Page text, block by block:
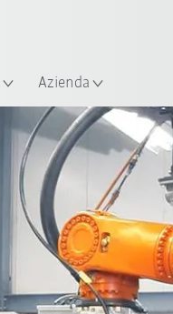
Azienda